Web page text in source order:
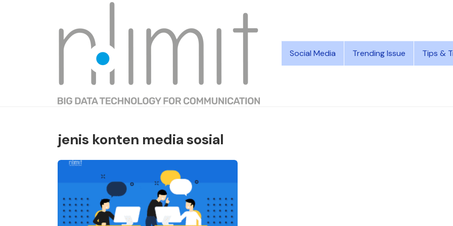
Social Media Trending Issue Tips &
jenis konten media sosial